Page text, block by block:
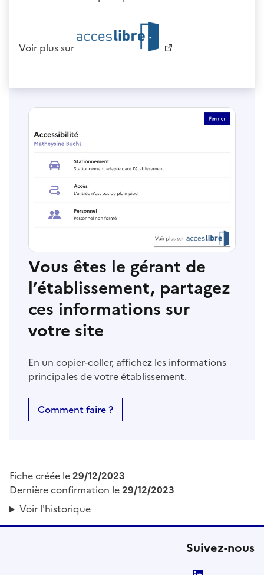
Voir plus sur
Vous êtes le gérant de
l’établissement, partagez
ces informations sur
votre site
En un copier-coller, affichez les informations
principales de votre établissement.
Comment faire ?
Fiche créée le29/12/2023
Dernière confirmation le29/12/2023
Voir l'historique
Suivez-nous